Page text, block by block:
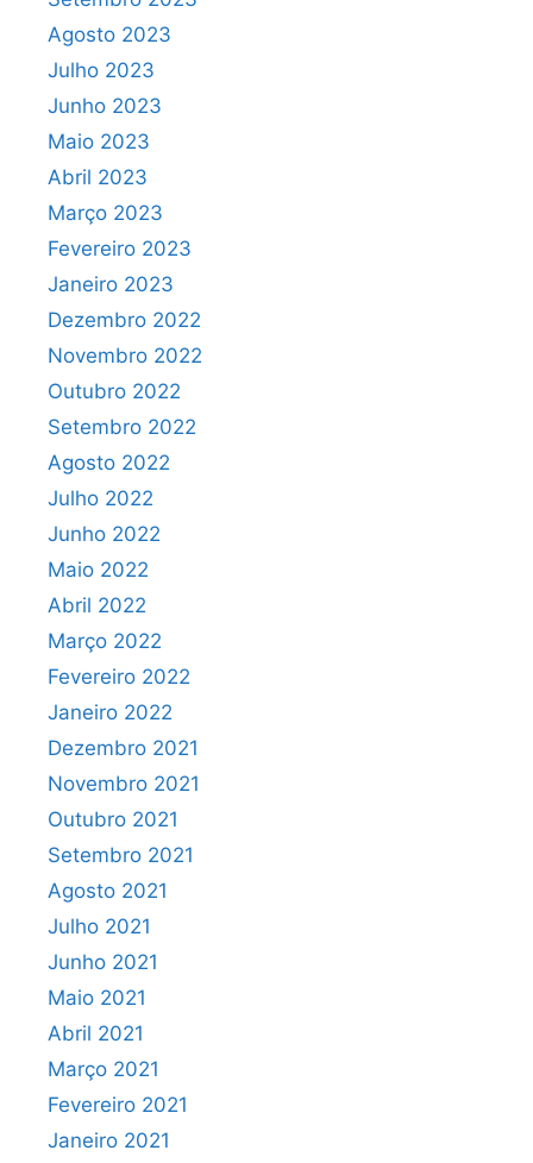
Agosto 2023
Julho 2023
Junho 2023
Maio 2023
Abril 2023
Março 2023
Fevereiro 2023
Janeiro 2023
Dezembro 2022
Novembro 2022
Outubro 2022
Setembro 2022
Agosto 2022
Julho 2022
Junho 2022
Maio 2022
Abril 2022
Março 2022
Fevereiro 2022
Janeiro 2022
Dezembro 2021
Novembro 2021
Outubro 2021
Setembro 2021
Agosto 2021
Julho 2021
Junho 2021
Maio 2021
Abril 2021
Março 2021
Fevereiro 2021
Janeiro 2021